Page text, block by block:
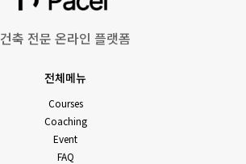
건축 전문 온라인 플랫폼
전체메뉴
Courses
Coaching
Event
FAQ